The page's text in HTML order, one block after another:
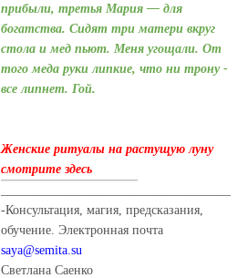
прибыли, третья Мария — для
богатства. Сидят три матери вкруг
стола и мед пьют. Меня угощали. От
того меда руки липкие, что ни трону -
все липнет. Гой.
Женские ритуалы на растущую луну
смотрите здесь
-Консультация, магия, предсказания,
обучение. Электронная почта
saya@semita.su
Светлана Саенко